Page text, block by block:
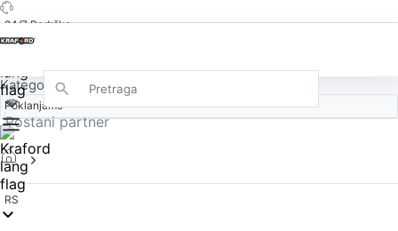
24/7 Podrška
Poklanjamo
RS
Kategorije
Postani partner